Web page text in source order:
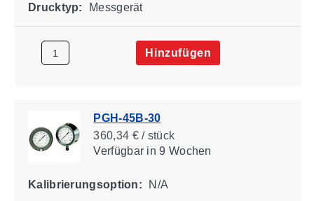
Drucktyp: Messgerät
Hinzufügen
PGH-45B-30
360,34 € / stück
Verfügbarin 9 Wochen
Kalibrierungsoption: N/A